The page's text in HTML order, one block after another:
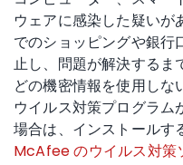
ウェアに感染した疑いが
でのショッピングや銀行
止し、問題が解決するま
どの機密情報を使用しな
ウイルス対策プログラム
場合は、インストールす
McAfee のウイルス対策